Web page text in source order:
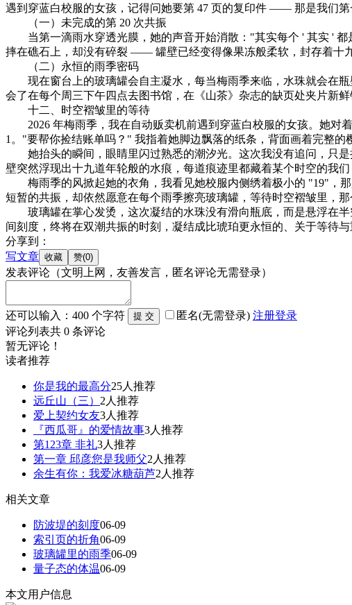
遇到穿蓝白校服的女孩，记得问她要第 47 页的复印件 —— 那是我们
（一）未完成的第 20 次共振​
当第一滴雨水穿透光膜，她的声音开始消散："其实每个 ' 其实 ' 都
摔在礁石上，却没有碎裂 —— 罐壁已经变得像果冻般柔软，封存着十
（二）永恒的雨季密码​
现在窗台上的玻璃罐会自主凝水，每当梅雨季来临，水珠就会在瓶
会了在每个周三下午四点去图书馆，在《山茶》杂志的缺页处夹片新
十二、时空褶皱里的等待​
2026 年梅雨季，我在自动贩卖机前遇到穿蓝白校服的女孩。她对
1。"要帮你捡结账单吗？" 我指着她脚边飘落的纸条，背面画着完整的
她抬头的瞬间，眼睛里闪过熟悉的潮汐光。这次我没有追问，只是
壁突然浮现出十九道年轮般的水痕，每道痕迹里都藏着某个时空的我
梅雨季的风掀起她的衣角，我看见她校服内侧绣着极小的 "19"，那
短暂的共振，却依然愿意在每个雨季擦亮玻璃罐，等待时空褶皱里，
玻璃罐在掌心发烫，这次凝结的水珠没有滑向瓶底，而是悬浮在半
间刻度，终将在双潮共振的时刻，凝结成比琥珀更永恒的、关于等待与
分享到：
写文章
发表评论 （文明上网，友善发言，匿名评论无需登录）
还可以输入： 400 个字符 匿名(无需登录) 注册登录
评论列表共 0 条评论
暂无评论！
读者推荐
你是我的最高分25人推荐
远丘山（三） 2人推荐
爱上契约女友3人推荐
『西瓜哥』的爱情故事3人推荐
第123章 非礼3人推荐
第一章 邱彦您是我师父2人推荐
余生有你：我爱冰糖葫芦2人推荐
相关文章
防波堤的刻度06-09
索引页的折角06-09
玻璃罐里的雨季06-09
量子态的体温​06-09
本文用户信息